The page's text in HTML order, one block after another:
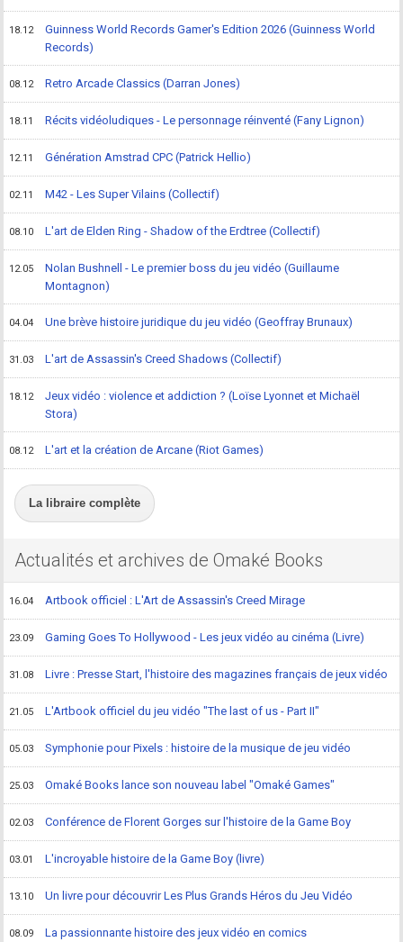
18.12
Guinness World Records Gamer's Edition 2026 (Guinness World
Records)
08.12 Retro Arcade Classics (Darran Jones)
18.11 Récits vidéoludiques - Le personnage réinventé (Fany Lignon)
12.11 Génération Amstrad CPC (Patrick Hellio)
02.11 M42 - Les Super Vilains (Collectif)
08.10 L'art de Elden Ring - Shadow of the Erdtree (Collectif)
12.05
Nolan Bushnell - Le premier boss du jeu vidéo (Guillaume
Montagnon)
04.04 Une brève histoire juridique du jeu vidéo (Geoffray Brunaux)
31.03 L'art de Assassin's Creed Shadows (Collectif)
18.12
Jeux vidéo : violence et addiction ? (Loïse Lyonnet et Michaël
Stora)
08.12 L'art et la création de Arcane (Riot Games)
La libraire complète
Actualités et archives de Omaké Books
16.04 Artbook officiel : L'Art de Assassin's Creed Mirage
23.09 Gaming Goes To Hollywood - Les jeux vidéo au cinéma (Livre)
31.08 Livre : Presse Start, l'histoire des magazines français de jeux vidéo
21.05 L'Artbook officiel du jeu vidéo "The last of us - Part II"
05.03 Symphonie pour Pixels : histoire de la musique de jeu vidéo
25.03 Omaké Books lance son nouveau label "Omaké Games"
02.03 Conférence de Florent Gorges sur l'histoire de la Game Boy
03.01 L'incroyable histoire de la Game Boy (livre)
13.10 Un livre pour découvrir Les Plus Grands Héros du Jeu Vidéo
08.09 La passionnante histoire des jeux vidéo en comics